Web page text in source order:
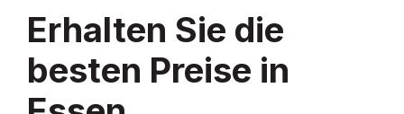
Erhalten Sie die
besten Preise in